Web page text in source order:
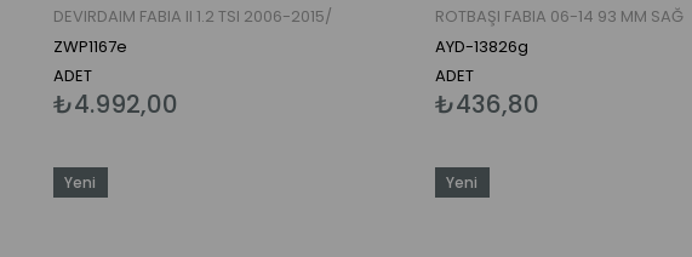
DEVIRDAIM FABIA II 1.2 TSI 2006-2015/
ZWP1167e
ADET
₺4.992,00
ROTBAŞI FABIA 06-14 93 MM SAĞ
AYD-13826g
ADET
₺436,80
Yeni
Yeni